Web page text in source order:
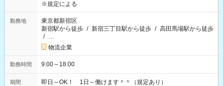
※規定による
勤務地
東京都新宿区
新宿駅から徒歩 / 新宿三丁目駅から徒歩 / 高田馬場駅から徒歩
/ …
物流企業
勤務時間 9:00～18:00
期間 即日～OK！ 1日～働けます＾＾（規定あり）